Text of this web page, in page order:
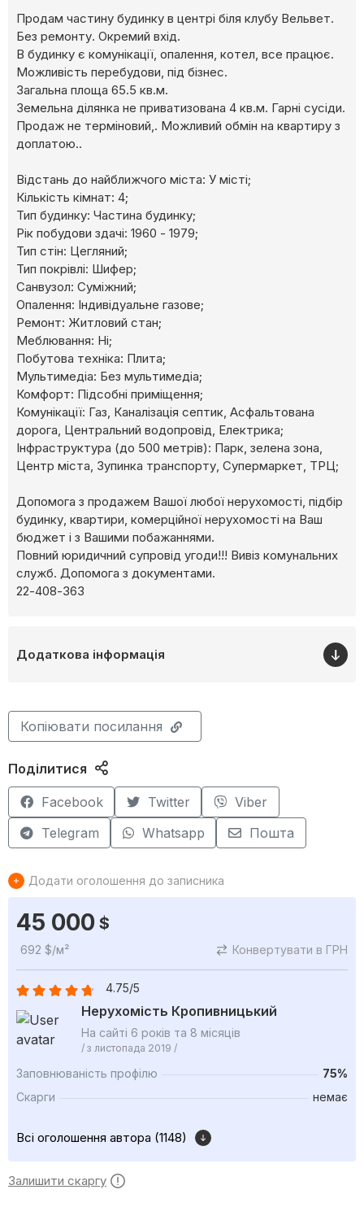
Продам частину будинку в центрі біля клубу Вельвет.
Без ремонту. Окремий вхід.
В будинку є комунікації, опалення, котел, все працює.
Можливість перебудови, під бізнес.
Загальна площа 65.5 кв.м.
Земельна ділянка не приватизована 4 кв.м. Гарні сусіди.
Продаж не терміновий,. Можливий обмін на квартиру з
доплатою..
Відстань до найближчого міста: У місті;
Кількість кімнат: 4;
Тип будинку: Частина будинку;
Рік побудови здачі: 1960 - 1979;
Тип стін: Цегляний;
Тип покрівлі: Шифер;
Cанвузол: Суміжний;
Опалення: Індивідуальне газове;
Ремонт: Житловий стан;
Меблювання: Ні;
Побутова техніка: Плита;
Мультимедіа: Без мультимедіа;
Комфорт: Підсобні приміщення;
Комунікації: Газ, Каналізація септик, Асфальтована
дорога, Центральний водопровід, Електрика;
Інфраструктура (до 500 метрів): Парк, зелена зона,
Центр міста, Зупинка транспорту, Супермаркет, ТРЦ;
Допомога з продажем Вашої любої нерухомості, підбір
будинку, квартири, комерційної нерухомості на Ваш
бюджет і з Вашими побажаннями.
Повний юридичний супровід угоди!!! Вивіз комунальних
служб. Допомога з документами.
22-408-363
Додаткова інформація
Копіювати посилання
Поділитися
Facebook Twitter
Viber
Telegram
Whatsapp Пошта
Додати оголошення до записника
45 000 $
692 $/м² Конвертувати в ГРН
4.75/5
Нерухомість Кропивницький
На сайті 6 років та 8 місяців
/ з листопада 2019 /
Заповнюваність профілю
75%
Скарги
немає
Всі оголошення автора (1148)
Залишити скаргу